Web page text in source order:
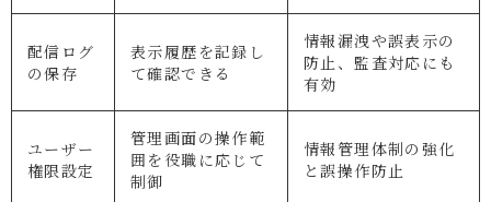
配信ログ
の保存
表示履歴を記録し
て確認できる
情報漏洩や誤表示の
防止、監査対応にも
有効
ユーザー
権限設定
管理画面の操作範
囲を役職に応じて
制御
情報管理体制の強化
と誤操作防止